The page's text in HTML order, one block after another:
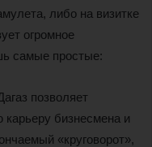
либо на визитке
огромное
самые простые:
позволяет
карьеру бизнесмена и
«круговорот»,